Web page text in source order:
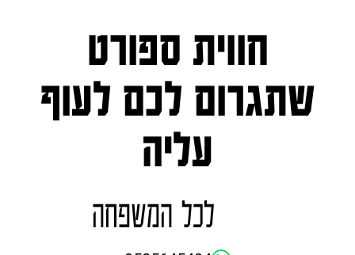
חווית ספורט
שתגרום לכם לעוף
עליה
לכל המשפחה